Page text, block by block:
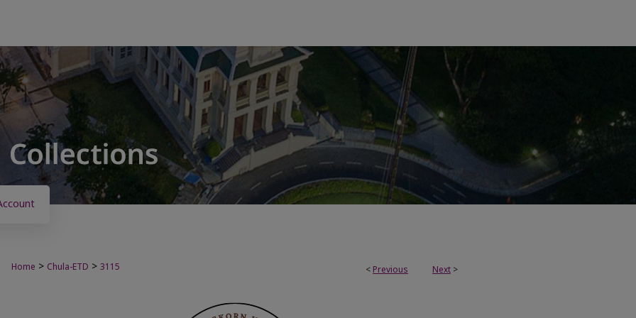
< Previous Next >
Home > Chula-ETD > 3115